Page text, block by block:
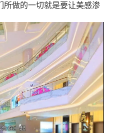
所做的一切就是要让美感渗